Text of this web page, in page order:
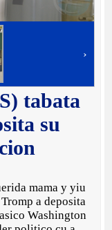
›
tabata
su
mama y yiu
a deposita
Washington